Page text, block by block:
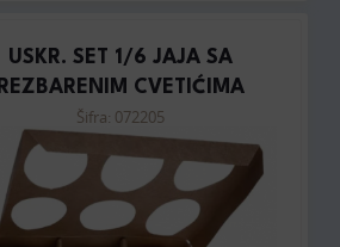
USKR. SET 1/6 JAJA SA
REZBARENIM CVETIĆIMA
Šifra: 072205